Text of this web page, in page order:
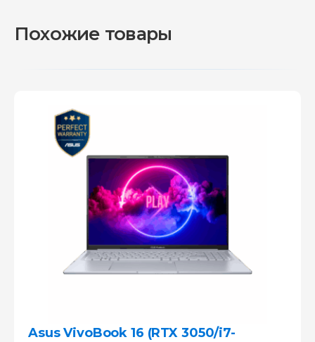
Похожие товары
Asus VivoBook 16 (RTX 3050/i7-